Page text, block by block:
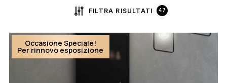
FILTRA RISULTATI 47
Occasione Speciale!
Per rinnovo esposizione